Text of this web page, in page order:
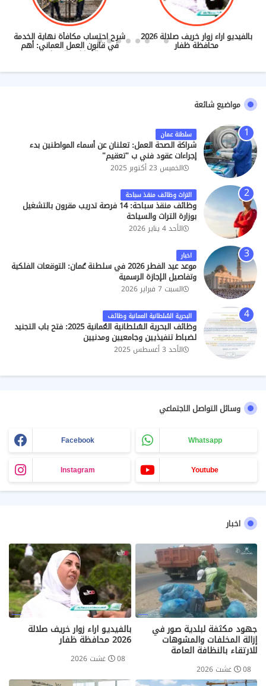
بالفيديو اراء زوار خريف صلالة 2026
محافظة ظفار
شرح احتساب مكافأة نهاية الخدمة
في قانون العمل العماني: أهم
الأحكام والضوابط
مواضيع شائعة
سلطنة عمان
شراكة الصحة العمل: تعلنان عن أسماء المواطنين بدء
إجراءات عقود فني ب "تعقيم"
الخميس 23 أكتوبر 2025
التراث وظائف منقذ سباحة
وظائف منقذ سباحة: 14 فرصة تدريب مقرون بالتشغيل
بوزارة التراث والسياحة
الأحد 4 يناير 2026
اخبار
موعد عيد الفطر 2026 في سلطنة عُمان: التوقعات الفلكية
وتفاصيل الإجازة الرسمية
السبت 7 فبراير 2026
البحرية السُلطانية العمانية وظائف
وظائف البحرية السُلطانية العُمانية 2025: فتح باب التجنيد
لضباط تنفيذيين وجامعيين ومدنيين
الأحد 3 أغسطس 2025
وسائل التواصل الاجتماعي
Facebook Whatsapp
Instagram Youtube
اخبار
جهود مكثفة لبلدية صور في
إزالة المخلفات والمشوهات
للارتقاء بالنظافة العامة
08 غشت 2026
بالفيديو اراء زوار خريف صلالة
2026 محافظة ظفار
08 غشت 2026